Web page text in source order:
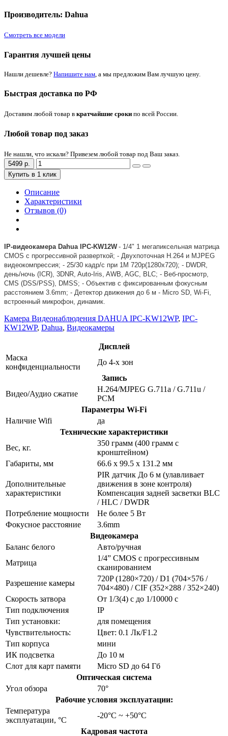
Производитель: Dahua
Смотреть все модели
Гарантия лучшей цены
Нашли дешевле? Напишите нам , а мы предложим Вам лучшую цену.
Быстрая доставка по РФ
Доставим любой товар в кратчайшие сроки по всей России.
Любой товар под заказ
Не нашли, что искали? Привезем любой товар под Ваш заказ.
5499 р.
Купить в 1 клик
Описание
Характеристики
Отзывов (0)
IP-видеокамера Dahua IPC-KW12W - 1/4" 1 мегапиксельная матрица
CMOS с прогрессивной разверткой; - Двухпоточная H.264 и MJPEG
видеокомпрессия; - 25/30 кадр/с при 1M 720p(1280x720); - DWDR,
день/ночь (ICR), 3DNR, Auto-Iris, AWB, AGC, BLC; - Веб-просмотр,
CMS (DSS/PSS), DMSS; - Объектив с фиксированным фокусным
расстоянием 3.6mm; - Детектор движения до 6 м - Micro SD, Wi-Fi,
встроенный микрофон, динамик.
Камера Видеонаблюдения DAHUA IPC-KW12WP, IPC-
KW12WP, Dahua, Видеокамеры
Дисплей
Маска
конфиденциальности
До 4-х зон
Запись
Видео/Аудио сжатие
H.264/MJPEG G.711a / G.711u /
PCM
Параметры Wi-Fi
Наличие Wifi
да
Технические характеристики
Вес, кг.
350 грамм (400 грамм с
кронштейном)
Габариты, мм
66.6 х 99.5 х 131.2 мм
Дополнительные
характеристики
PIR датчик До 6 м (улавливает
движения в зоне контроля)
Компенсация задней засветки BLC
/ HLC / DWDR
Потребление мощности
Не более 5 Вт
Фокусное расстояние
3.6mm
Видеокамера
Баланс белого
Авто/ручная
Матрица
1/4” CMOS с прогрессивным
сканированием
Разрешение камеры
720P (1280×720) / D1 (704×576 /
704×480) / CIF (352×288 / 352×240)
Скорость затвора
От 1/3(4) с до 1/10000 с
Тип подключения
IP
Тип установки:
для помещения
Чувствительность:
Цвет: 0.1 Лк/F1.2
Тип корпуса
мини
ИК подсветка
До 10 м
Слот для карт памяти
Micro SD до 64 Гб
Оптическая система
Угол обзора
70°
Рабочие условия эксплуатации:
Температура
эксплуатации, °C
-20°C ~ +50°C
Кадровая частота